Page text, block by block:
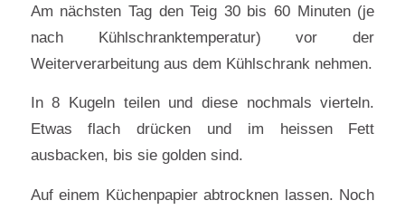
Am nächsten Tag den Teig 30 bis 60 Minuten (je
nach Kühlschranktemperatur) vor der
Weiterverarbeitung aus dem Kühlschrank nehmen.
In 8 Kugeln teilen und diese nochmals vierteln.
Etwas flach drücken und im heissen Fett
ausbacken, bis sie golden sind.
Auf einem Küchenpapier abtrocknen lassen. Noch